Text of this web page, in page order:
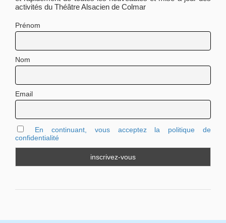
activités du Théâtre Alsacien de Colmar
Prénom
Nom
Email
En continuant, vous acceptez la politique de
confidentialité